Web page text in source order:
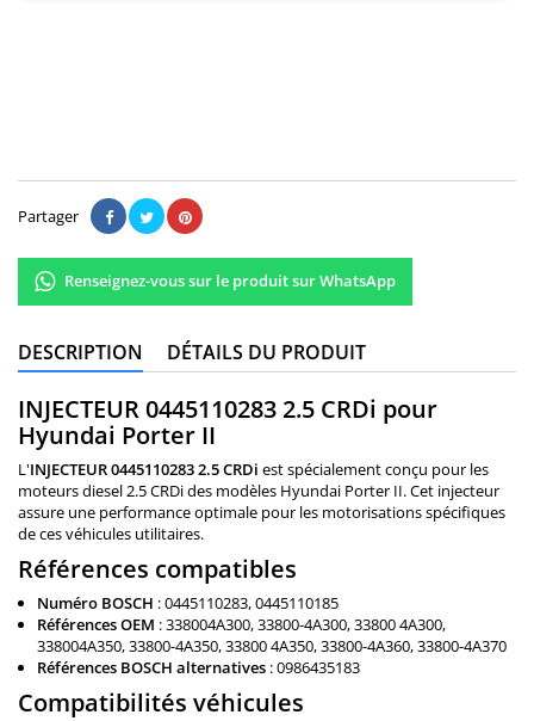
Partager
Renseignez-vous sur le produit sur WhatsApp
DESCRIPTION DÉTAILS DU PRODUIT
INJECTEUR 0445110283 2.5 CRDi pour
Hyundai Porter II
L'INJECTEUR 0445110283 2.5 CRDi est spécialement conçu pour les
moteurs diesel 2.5 CRDi des modèles Hyundai Porter II. Cet injecteur
assure une performance optimale pour les motorisations spécifiques
de ces véhicules utilitaires.
Références compatibles
Numéro BOSCH : 0445110283, 0445110185
Références OEM : 338004A300, 33800-4A300, 33800 4A300,
338004A350, 33800-4A350, 33800 4A350, 33800-4A360, 33800-4A370
Références BOSCH alternatives : 0986435183
Compatibilités véhicules